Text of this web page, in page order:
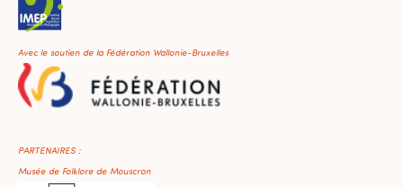
Avec le soutien de la Fédération Wallonie-Bruxelles
PARTENAIRES :
Musée de Folklore de Mouscron